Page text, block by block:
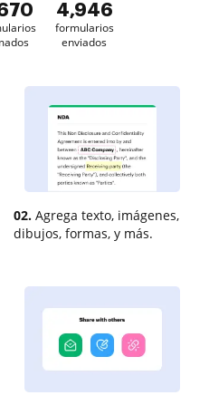
4,946
formularios
enviados
02. Agrega texto, imágenes,
dibujos, formas, y más.